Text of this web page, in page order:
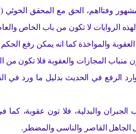
وفتااهم، الحق مع المحقق
الروايات لا تكون من باب الخاص
والمواخذة كما انه يمكن رفع
منباب المجازات والعقوبة فلا تكون
الرفع في الحديث بدليل ما ورد في
الجبران والبدلية، فلا تون عقوبة،
الجاهل القاصر والناسى والمضطر.